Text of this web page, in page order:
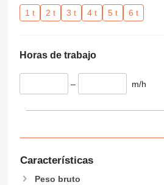
1 t 2 t 3 t 4 t 5 t 6 t
Horas de trabajo
– m/h
Características
Peso bruto